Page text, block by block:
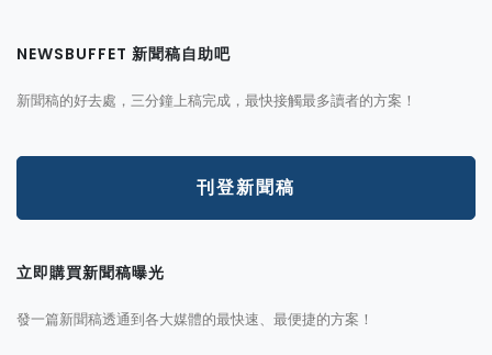
NEWSBUFFET 新聞稿自助吧
新聞稿的好去處，三分鐘上稿完成，最快接觸最多讀者的方案！
刊登新聞稿
立即購買新聞稿曝光
發一篇新聞稿透通到各大媒體的最快速、最便捷的方案！